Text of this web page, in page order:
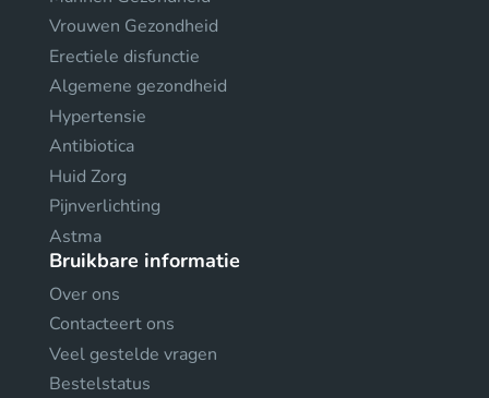
Vrouwen Gezondheid
Erectiele disfunctie
Algemene gezondheid
Hypertensie
Antibiotica
Huid Zorg
Pijnverlichting
Astma
Bruikbare informatie
Over ons
Contacteert ons
Veel gestelde vragen
Bestelstatus